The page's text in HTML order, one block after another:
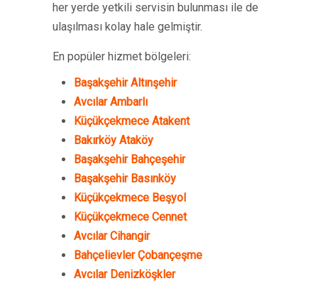
her yerde yetkili servisin bulunması ile de
ulaşılması kolay hale gelmiştir.
En popüler hizmet bölgeleri:
Başakşehir Altınşehir
Avcılar Ambarlı
Küçükçekmece Atakent
Bakırköy Ataköy
Başakşehir Bahçeşehir
Başakşehir Basınköy
Küçükçekmece Beşyol
Küçükçekmece Cennet
Avcılar Cihangir
Bahçelievler Çobançeşme
Avcılar Denizköşkler